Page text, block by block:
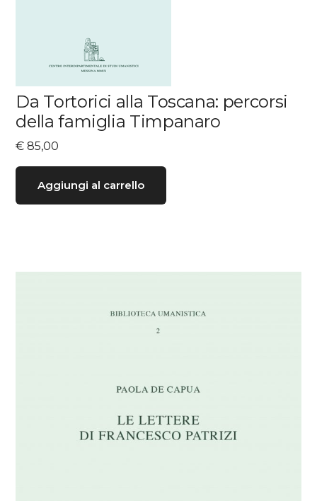
Da Tortorici alla Toscana: percorsi
della famiglia Timpanaro
€ 85,00
Aggiungi al carrello